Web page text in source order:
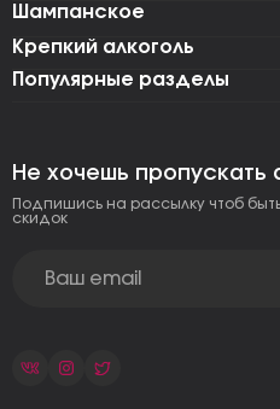
Шампанское
Крепкий алкоголь
Популярные разделы
Не хочешь пропускать
Подпишись на рассылку чтоб
скидок